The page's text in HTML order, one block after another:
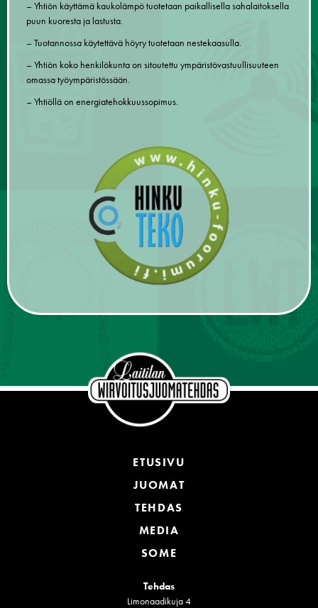
– Yhtiön käyttämä kaukolämpö tuotetaan paikallisella sahalaitoksella
puun kuoresta ja lastusta.
– Tuotannossa käytettävä höyry tuotetaan nestekaasulla.
– Yhtiön koko henkilökunta on sitoutettu ympäristövastuullisuuteen
omassa työympäristössään.
– Yhtiöllä on energiatehokkuussopimus.
ETUSIVU
JUOMAT
TEHDAS
MEDIA
SOME
Tehdas
Limonaadikuja 4